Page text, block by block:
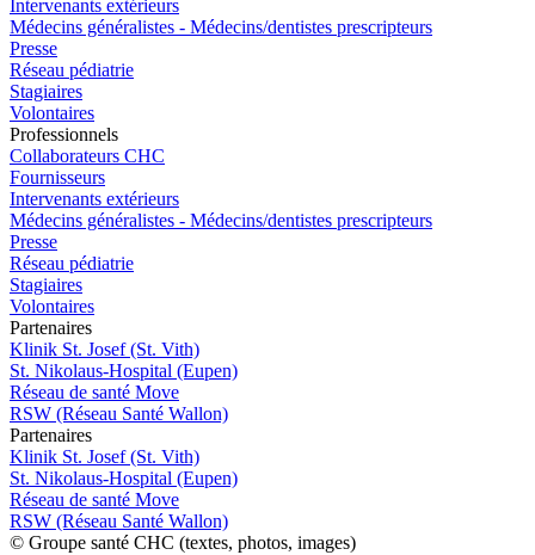
Intervenants extérieurs
Médecins généralistes - Médecins/dentistes prescripteurs
Presse
Réseau pédiatrie
Stagiaires
Volontaires
Professionnels
Collaborateurs CHC
Fournisseurs
Intervenants extérieurs
Médecins généralistes - Médecins/dentistes prescripteurs
Presse
Réseau pédiatrie
Stagiaires
Volontaires
Partenaires
Klinik St. Josef (St. Vith)
St. Nikolaus-Hospital (Eupen)
Réseau de santé Move
RSW (Réseau Santé Wallon)
Partenaires
Klinik St. Josef (St. Vith)
St. Nikolaus-Hospital (Eupen)
Réseau de santé Move
RSW (Réseau Santé Wallon)
© Groupe santé CHC (textes, photos, images)